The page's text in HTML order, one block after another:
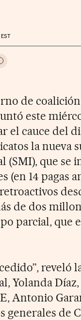
EST
Twitter
Redes Sociales
a los comentarios
de
este
el cauce del
la nueva
que se
(en 14 pagas
de dos
parcial, que
reveló
Yolanda
Antonio
generales de